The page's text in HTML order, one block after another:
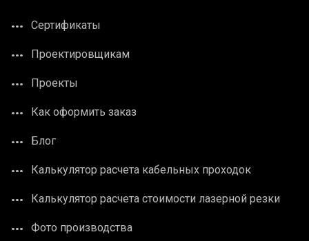
Сертификаты
Проектировщикам
Проекты
Как оформить заказ
Блог
Калькулятор расчета кабельных проходок
Калькулятор расчета стоимости лазерной резки
Фото производства